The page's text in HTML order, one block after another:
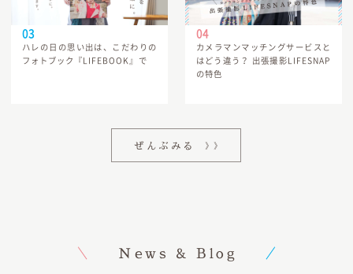
ハレの日の思い出は、こだわりの
フォトブック『LIFEBOOK』で
カメラマンマッチングサービスと
はどう違う？ 出張撮影LIFESNAP
の特色
ぜんぶみる
News & Blog